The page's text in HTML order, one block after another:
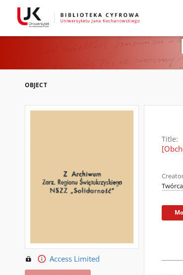
OBJECT
Access Limited
Title: